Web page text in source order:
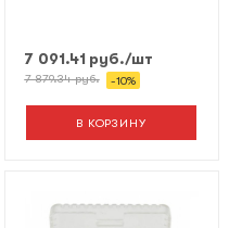
7 091.41 руб./шт
7 879.34руб. -10%
В КОРЗИНУ